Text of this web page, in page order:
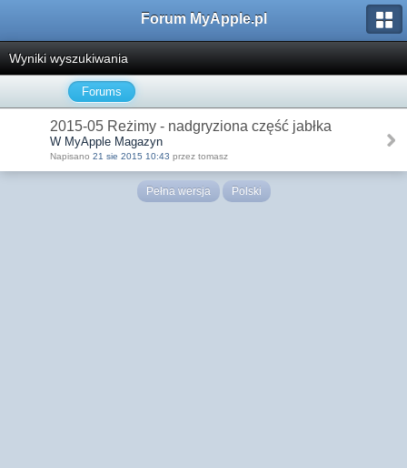
Forum MyApple.pl
Wyniki wyszukiwania
Forums
2015-05 Reżimy - nadgryziona część jabłka
W MyApple Magazyn
Napisano 21 sie 2015 10:43 przez tomasz
Pełna wersja Polski